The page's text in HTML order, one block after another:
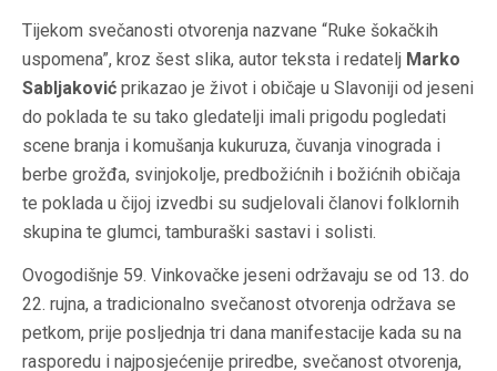
Tijekom svečanosti otvorenja nazvane “Ruke šokačkih
uspomena”, kroz šest slika, autor teksta i redatelj Marko
Sabljaković prikazao je život i običaje u Slavoniji od jeseni
do poklada te su tako gledatelji imali prigodu pogledati
scene branja i komušanja kukuruza, čuvanja vinograda i
berbe grožđa, svinjokolje, predbožićnih i božićnih običaja
te poklada u čijoj izvedbi su sudjelovali članovi folklornih
skupina te glumci, tamburaški sastavi i solisti.
Ovogodišnje 59. Vinkovačke jeseni održavaju se od 13. do
22. rujna, a tradicionalno svečanost otvorenja održava se
petkom, prije posljednja tri dana manifestacije kada su na
rasporedu i najposjećenije priredbe, svečanost otvorenja,